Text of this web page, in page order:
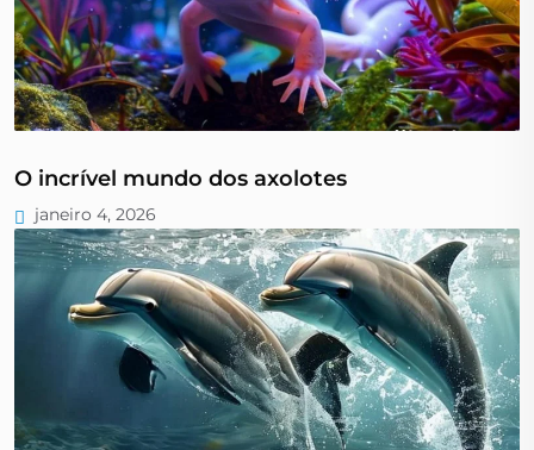
O incrível mundo dos axolotes
janeiro 4, 2026